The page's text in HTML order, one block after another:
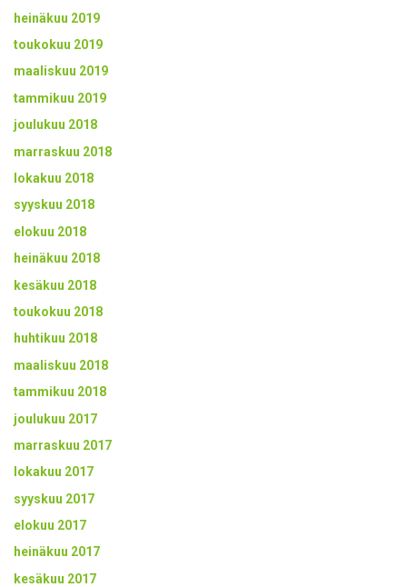
heinäkuu 2019
toukokuu 2019
maaliskuu 2019
tammikuu 2019
joulukuu 2018
marraskuu 2018
lokakuu 2018
syyskuu 2018
elokuu 2018
heinäkuu 2018
kesäkuu 2018
toukokuu 2018
huhtikuu 2018
maaliskuu 2018
tammikuu 2018
joulukuu 2017
marraskuu 2017
lokakuu 2017
syyskuu 2017
elokuu 2017
heinäkuu 2017
kesäkuu 2017